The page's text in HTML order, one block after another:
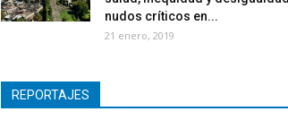
nudos críticos en...
21 enero, 2019
REPORTAJES